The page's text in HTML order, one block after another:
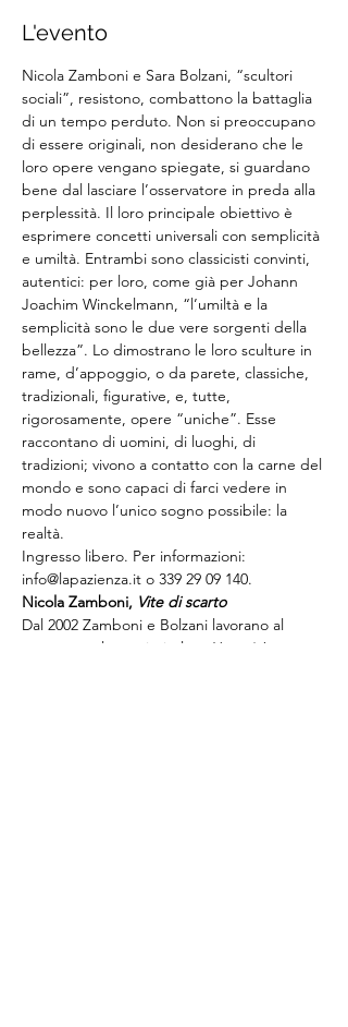
L'evento
Nicola Zamboni e Sara Bolzani, “scultori
sociali”, resistono, combattono la battaglia
di un tempo perduto. Non si preoccupano
di essere originali, non desiderano che le
loro opere vengano spiegate, si guardano
bene dal lasciare l’osservatore in preda alla
perplessità. Il loro principale obiettivo è
esprimere concetti universali con semplicità
e umiltà. Entrambi sono classicisti convinti,
autentici: per loro, come già per Johann
Joachim Winckelmann, “l’umiltà e la
semplicità sono le due vere sorgenti della
bellezza”. Lo dimostrano le loro sculture in
rame, d’appoggio, o da parete, classiche,
tradizionali, figurative, e, tutte,
rigorosamente, opere “uniche”. Esse
raccontano di uomini, di luoghi, di
tradizioni; vivono a contatto con la carne del
mondo e sono capaci di farci vedere in
modo nuovo l’unico sogno possibile: la
realtà.
Ingresso libero. Per informazioni:
info@lapazienza.it o 339 29 09 140.
Nicola Zamboni, Vite di scarto
Dal 2002 Zamboni e Bolzani lavorano al
gruppo scultoreo intitolato
Umanità.…